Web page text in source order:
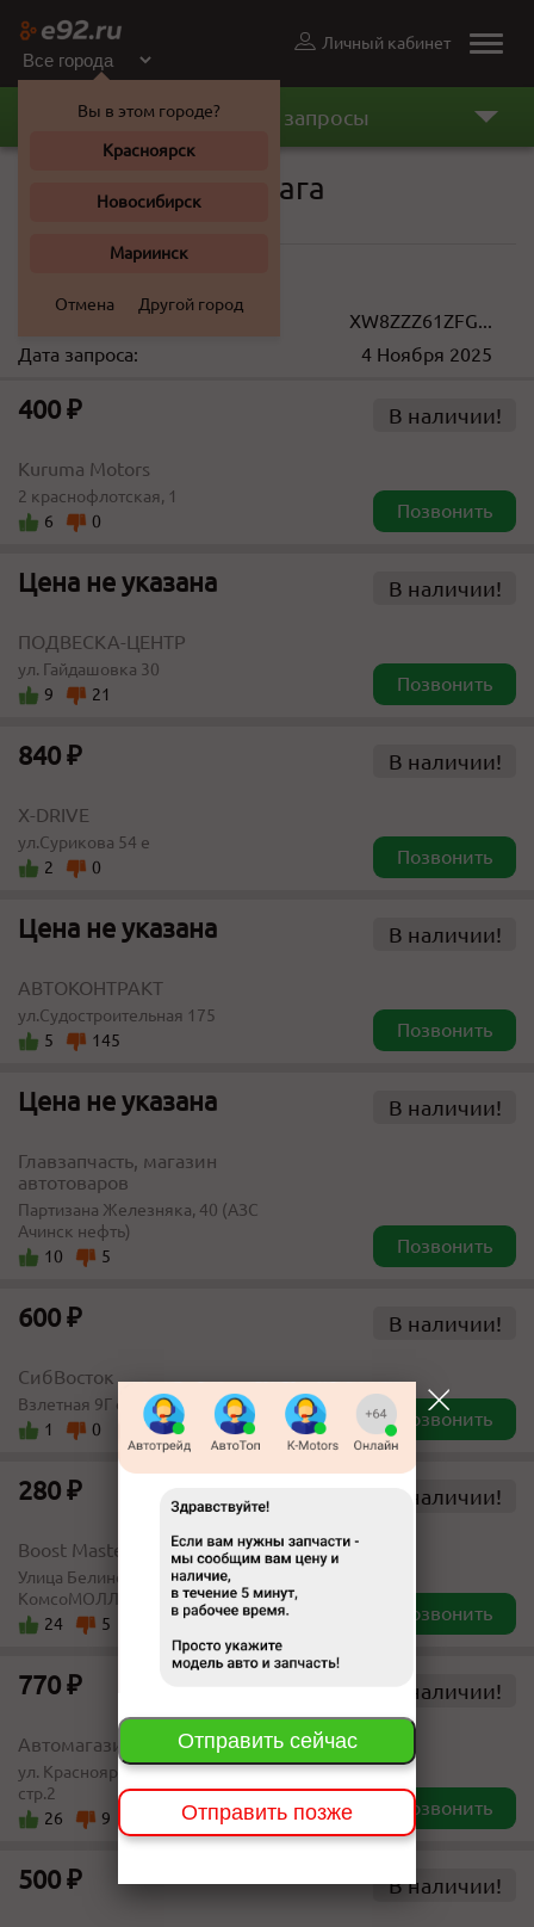
Toggle
Личный кабинет
Вы в этом городе?
Красноярск
Новосибирск
Мариинск
Отмена Другой город
Последние запросы
Сайлентблок рычага
Volkswagen Polo 2015 г.
XW8ZZZ61ZFG...
Дата запроса:
4 Ноября 2025
400 ₽ В наличии!
Kuruma Motors
2 краснофлотская, 1
6
0 Позвонить
Цена не указана В наличии!
ПОДВЕСКА-ЦЕНТР
ул. Гайдашовка 30
9
21 Позвонить
840 ₽ В наличии!
X-DRIVE
ул.Сурикова 54 е
2
0 Позвонить
Цена не указана В наличии!
АВТОКОНТРАКТ
ул.Судостроительная 175
5
145 Позвонить
Цена не указана В наличии!
Главзапчасть, магазин
автотоваров
Партизана Железняка, 40 (АЗС
Ачинск нефть)
10
5 Позвонить
600 ₽ В наличии!
СибВосток
Взлетная 9Г строение 3
1
0 Позвонить
280 ₽ В наличии!
Boost Masters
​​Улица Белинского 8​ 3 этаж
КомсоМОЛЛ (самовывоза нет)
24
5 Позвонить
770 ₽ В наличии!
Автомагазин "Одиссей-Авто"
ул. Красноярский рабочий, д.154,
стр.2
26
9 Позвонить
500 ₽ В наличии!
Отправить сейчас
Отправить позже